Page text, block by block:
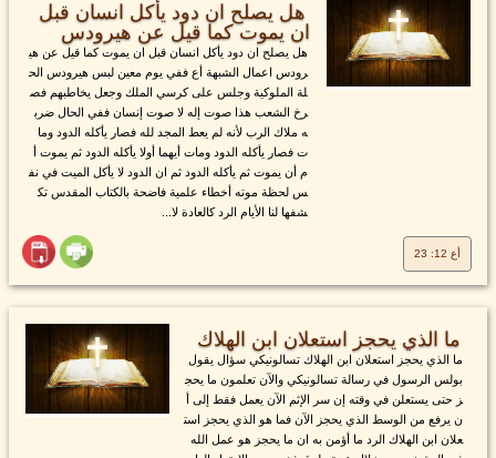
هل يصلح ان دود يأكل انسان قبل
ان يموت كما قيل عن هيرودس
هل يصلح ان دود يأكل انسان قبل ان يموت كما قيل عن هي
رودس اعمال الشبهة أع ففي يوم معين لبس هيرودس الح
لة الملوكية وجلس على كرسي الملك وجعل يخاطبهم فص
رخ الشعب هذا صوت إله لا صوت إنسان ففي الحال ضرب
ه ملاك الرب لأنه لم يعط المجد لله فصار يأكله الدود وما
ت فصار يأكله الدود ومات أيهما أولا يأكله الدود ثم يموت أ
م أن يموت ثم يأكله الدود ثم ان الدود لا يأكل الميت في نف
س لحظة موته أخطاء علمية فاضحة بالكتاب المقدس تك
شفها لنا الأيام الرد كالعادة لا...
أع 12: 23
ما الذي يحجز استعلان ابن الهلاك
ما الذي يحجز استعلان ابن الهلاك تسالونيكي سؤال يقول
بولس الرسول في رسالة تسالونيكي والآن تعلمون ما يحج
ز حتى يستعلن في وقته إن سر الإثم الآن يعمل فقط إلى أ
ن يرفع من الوسط الذي يحجز الآن فما هو الذي يحجز است
علان ابن الهلاك الرد ما أؤمن به ان ما يحجز هو عمل الله